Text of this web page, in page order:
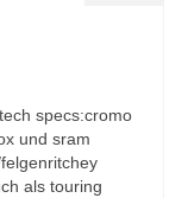
specs:cromo
und sram
als touring